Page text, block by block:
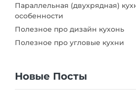
Параллельная (двухрядная)
особенности
Полезное про дизайн кухонь
Полезное про угловые кухни
Новые Посты